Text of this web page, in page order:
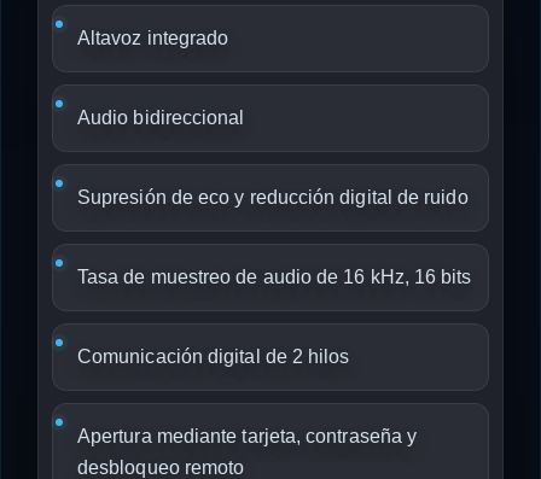
Altavoz integrado
Audio bidireccional
Supresión de eco y reducción digital de ruido
Tasa de muestreo de audio de 16 kHz, 16 bits
Comunicación digital de 2 hilos
Apertura mediante tarjeta, contraseña y
desbloqueo remoto